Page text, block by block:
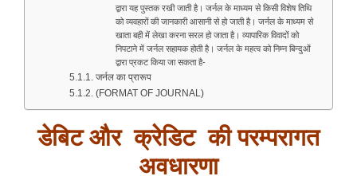
द्वारा यह पुस्तक रखी जाती है। जर्नल के माध्यम से किसी विशेष तिथि
को व्यवहारों की जानकारी आसानी से हो जाती है। जर्नल के माध्यम से
खाता बही में लेखा करना सरल हो जाता है। व्यापारिक विवादों को
निपटाने में जर्नल सहायक होती है। जर्नल के महत्व को निम्न बिन्दुओं
द्वारा प्रकट किया जा सकता है-
जर्नल का प्रारूप
(FORMAT OF JOURNAL)
डेबिट और क्रेडिट की परम्परागत
अवधारणा